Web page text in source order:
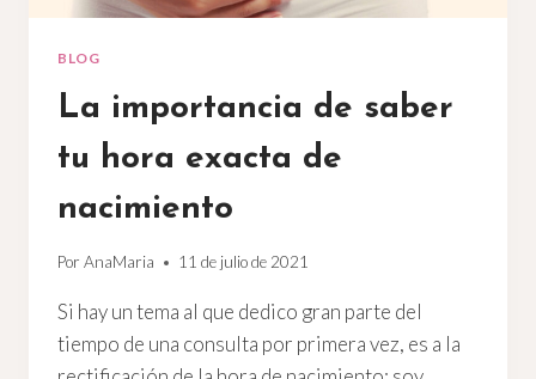
BLOG
La importancia de saber
tu hora exacta de
nacimiento
Por AnaMaria 11 de julio de 2021
Si hay un tema al que dedico gran parte del
tiempo de una consulta por primera vez, es a la